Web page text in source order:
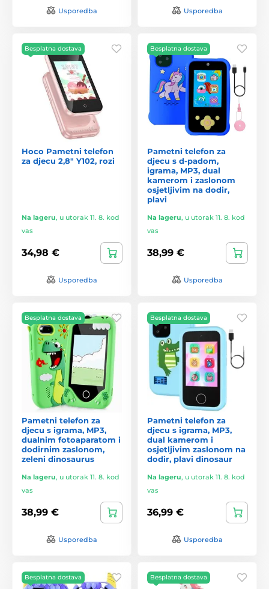
Usporedba Usporedba
Besplatna dostava
Hoco Pametni telefon
za djecu 2,8" Y102, rozi
Na lageru, u utorak 11. 8. kod
vas
34,98 €
Usporedba
Besplatna dostava
Pametni telefon za
djecu s d-padom,
igrama, MP3, dual
kamerom i zaslonom
osjetljivim na dodir,
plavi
Na lageru, u utorak 11. 8. kod
vas
38,99 €
Usporedba
Besplatna dostava
Pametni telefon za
djecu s igrama, MP3,
dualnim fotoaparatom i
dodirnim zaslonom,
zeleni dinosaurus
Na lageru, u utorak 11. 8. kod
vas
38,99 €
Usporedba
Besplatna dostava
Pametni telefon za
djecu s igrama, MP3,
dual kamerom i
osjetljivim zaslonom na
dodir, plavi dinosaur
Na lageru, u utorak 11. 8. kod
vas
36,99 €
Usporedba
Besplatna dostava Besplatna dostava